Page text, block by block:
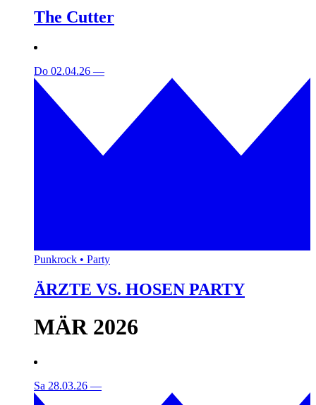
The Cutter
Do 02.04.26 —
Punkrock • Party
ÄRZTE VS. HOSEN PARTY
MÄR 2026
Sa 28.03.26 —